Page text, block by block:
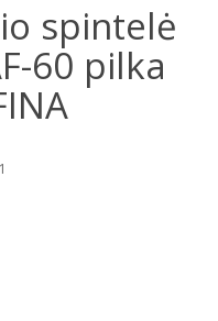
spintelė
60 pilka